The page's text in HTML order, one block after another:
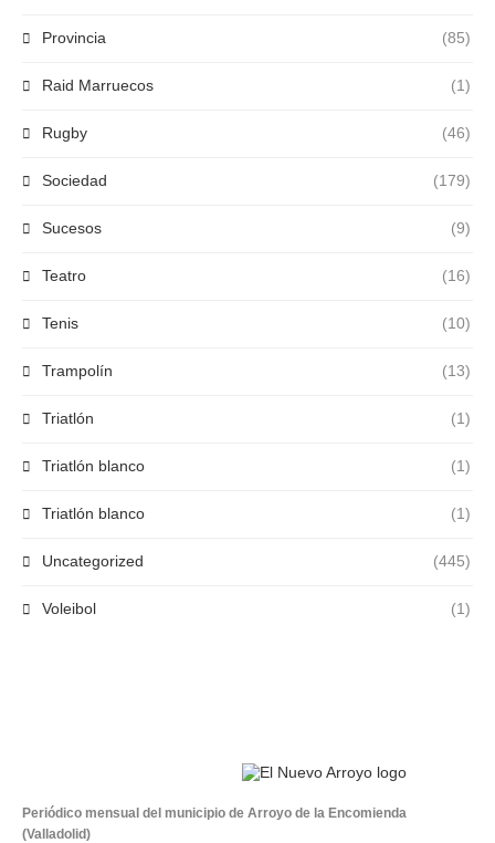
Provincia (85)
Raid Marruecos (1)
Rugby (46)
Sociedad (179)
Sucesos (9)
Teatro (16)
Tenis (10)
Trampolín (13)
Triatlón (1)
Triatlón blanco (1)
Triatlón blanco (1)
Uncategorized (445)
Voleibol (1)
Periódico mensual del municipio de Arroyo de la Encomienda
(Valladolid)